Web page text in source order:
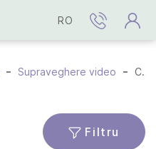
RO
Supraveghere video Camere termice
Filtru